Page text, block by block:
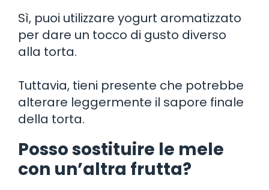
Sì, puoi utilizzare yogurt aromatizzato
per dare un tocco di gusto diverso
alla torta.
Tuttavia, tieni presente che potrebbe
alterare leggermente il sapore finale
della torta.
Posso sostituire le mele
con un’altra frutta?